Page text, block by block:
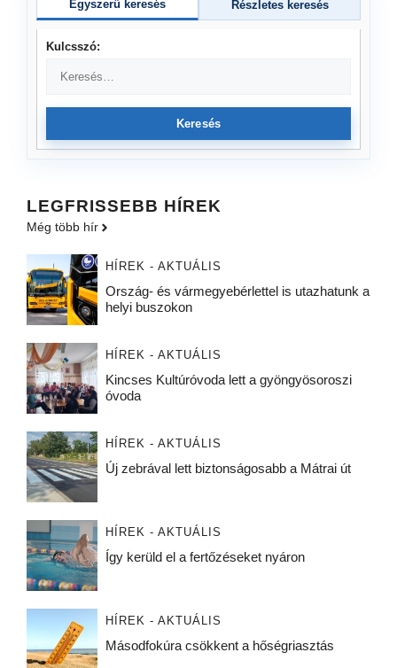
Egyszerű keresés Részletes keresés
Kulcsszó:
Keresés
LEGFRISSEBB HÍREK
Még több hír
HÍREK - AKTUÁLIS
Ország- és vármegyebérlettel is utazhatunk a
helyi buszokon
HÍREK - AKTUÁLIS
Kincses Kultúróvoda lett a gyöngyösoroszi
óvoda
HÍREK - AKTUÁLIS
Új zebrával lett biztonságosabb a Mátrai út
HÍREK - AKTUÁLIS
Így kerüld el a fertőzéseket nyáron
HÍREK - AKTUÁLIS
Másodfokúra csökkent a hőségriasztás